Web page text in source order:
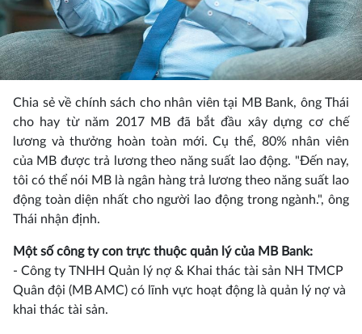
Chia sẻ về chính sách cho nhân viên tại MB Bank, ông Thái
cho hay từ năm 2017 MB đã bắt đầu xây dựng cơ chế
lương và thưởng hoàn toàn mới. Cụ thể, 80% nhân viên
của MB được trả lương theo năng suất lao động. "Đến nay,
tôi có thể nói MB là ngân hàng trả lương theo năng suất lao
động toàn diện nhất cho người lao động trong ngành.", ông
Thái nhận định.
Một số công ty con trực thuộc quản lý của MB Bank:
- Công ty TNHH Quản lý nợ & Khai thác tài sản NH TMCP
Quân đội (MB AMC) có lĩnh vực hoạt động là quản lý nợ và
khai thác tài sản.